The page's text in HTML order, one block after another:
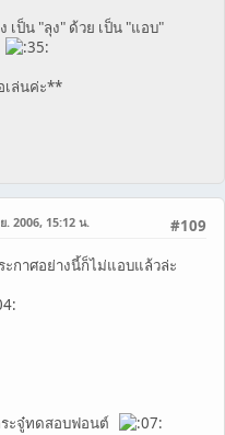
เป็น "ลุง" ด้วย เป็น "แอบ"
เล่นค่ะ**
#109
. 2006, 15:12 น.
ะกาศอย่างนี้ก็ไม่แอบแล้วล่ะ
ระจู๋ทดสอบฟอนต์